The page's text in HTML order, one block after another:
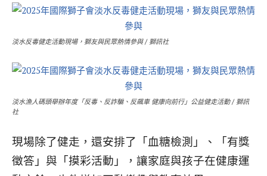
淡水反毒健走活動現場，獅友與民眾熱情參與 / 獅訊社
淡水漁人碼頭舉辦年度「反毒、反詐騙、反飆車 健康向前行」公益健走活動 / 獅訊
社
現場除了健走，還安排了「血糖檢測」、「有獎
徵答」與「摸彩活動」，讓家庭與孩子在健康運